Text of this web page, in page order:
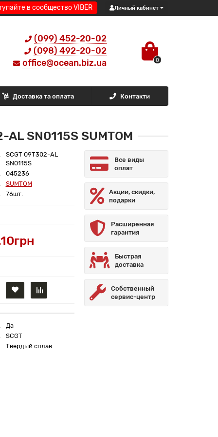
в сообщество VIBER Личный кабинет
(099) 452-20-02
(098) 492-20-02
office@ocean.biz.ua
0
Доставка та оплата Контакти
SN0115S SUMTOM
SCGT 09T302-AL
SN0115S
045236
SUMTOM
76шт.
Да
SCGT
Твердый сплав
Все виды
оплат
Акции, скидки,
подарки
Расширенная
гарантия
Быстрая
доставка
Собственный
сервис-центр